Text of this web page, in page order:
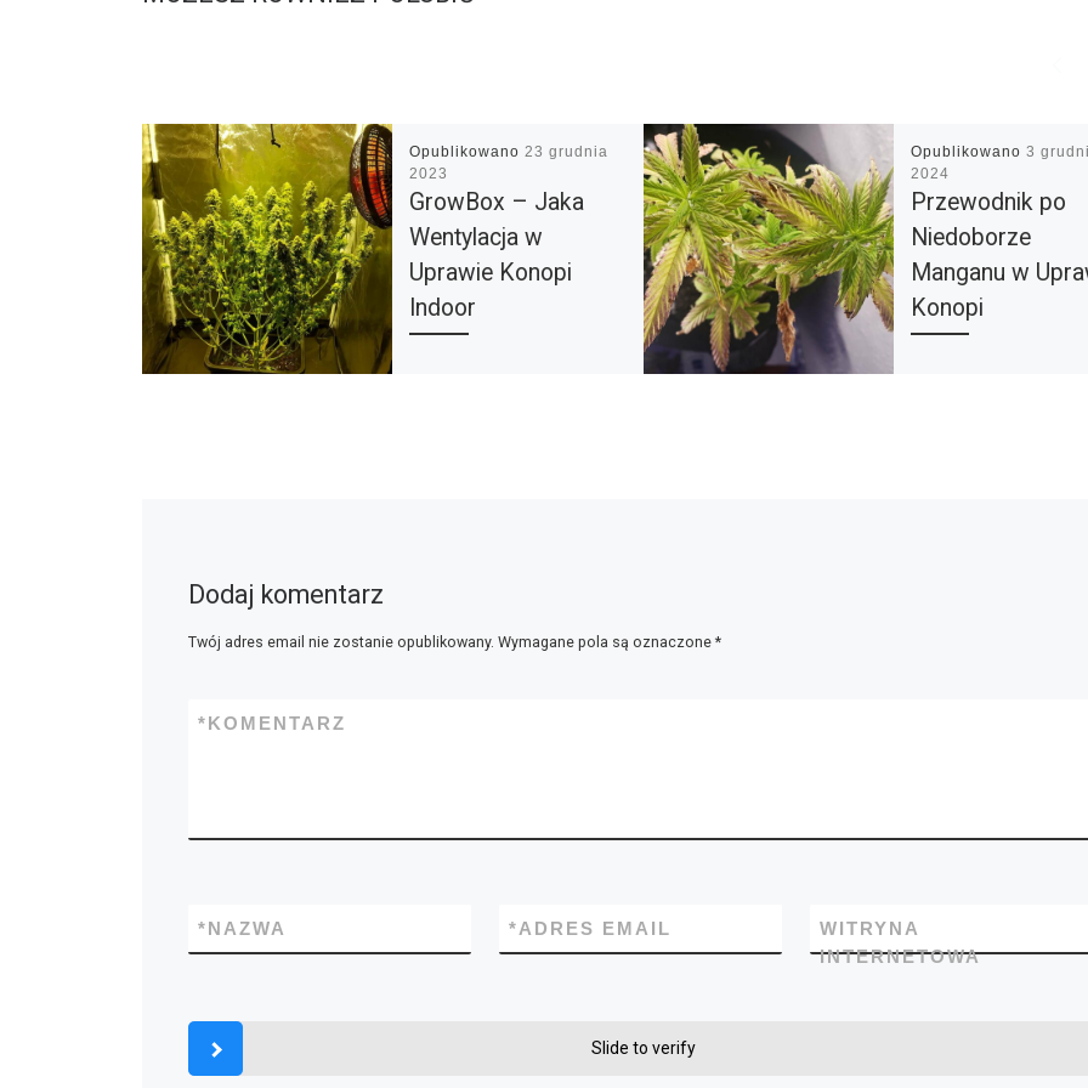
Opublikowano 23 grudnia
2023
GrowBox – Jaka
Wentylacja w
Uprawie Konopi
Indoor
Opublikowano 3
2024
Przewodnik po
Niedoborze
Manganu w
Konopi
Dodaj komentarz
Twój adres email nie zostanie opublikowany. Wymagane pola są oznaczone *
KOMENTARZ
*
NAZWA
* ADRES EMAIL
*
WITRYNA
INTERNETOWA
Slide to verify